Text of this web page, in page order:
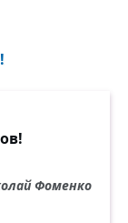
Фоменко